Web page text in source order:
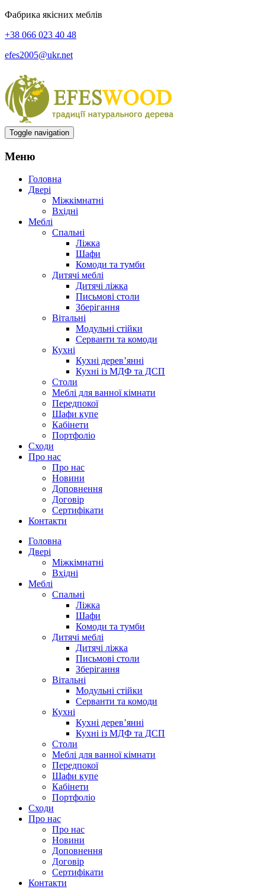
Фабрика якісних меблів
+38 066 023 40 48
efes2005@ukr.net
Toggle navigation
Меню
Головна
Двері
Міжкімнатні
Вхідні
Меблі
Спальні
Ліжка
Шафи
Комоди та тумби
Дитячі меблі
Дитячі ліжка
Письмові столи
Зберігання
Вітальні
Модульні стійки
Серванти та комоди
Кухні
Кухні дерев’янні
Кухні із МДФ та ДСП
Cтоли
Меблі для ванної кімнати
Передпокої
Шафи купе
Кабінети
Портфоліо
Сходи
Про нас
Про нас
Новини
Доповнення
Договір
Сертифікати
Контакти
Головна
Двері
Міжкімнатні
Вхідні
Меблі
Спальні
Ліжка
Шафи
Комоди та тумби
Дитячі меблі
Дитячі ліжка
Письмові столи
Зберігання
Вітальні
Модульні стійки
Серванти та комоди
Кухні
Кухні дерев’янні
Кухні із МДФ та ДСП
Cтоли
Меблі для ванної кімнати
Передпокої
Шафи купе
Кабінети
Портфоліо
Сходи
Про нас
Про нас
Новини
Доповнення
Договір
Сертифікати
Контакти